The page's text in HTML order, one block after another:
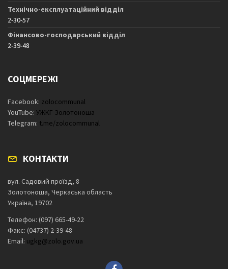
Технічно-експлуатаційний відділ
2-30-57
Фінансово-господарський відділ
2-39-48
СОЦМЕРЕЖІ
Facebook: zolocommunal
YouTube: УЖКГ Золотоноша
Telegram: t.me/zolocommunal
КОНТАКТИ
вул. Садовий проїзд, 8
Золотоноша, Черкаська область
Україна, 19702
Телефон: (097) 665-49-22
Факс: (04737) 2-39-48
Email: ugkg@zolo.gov.ua